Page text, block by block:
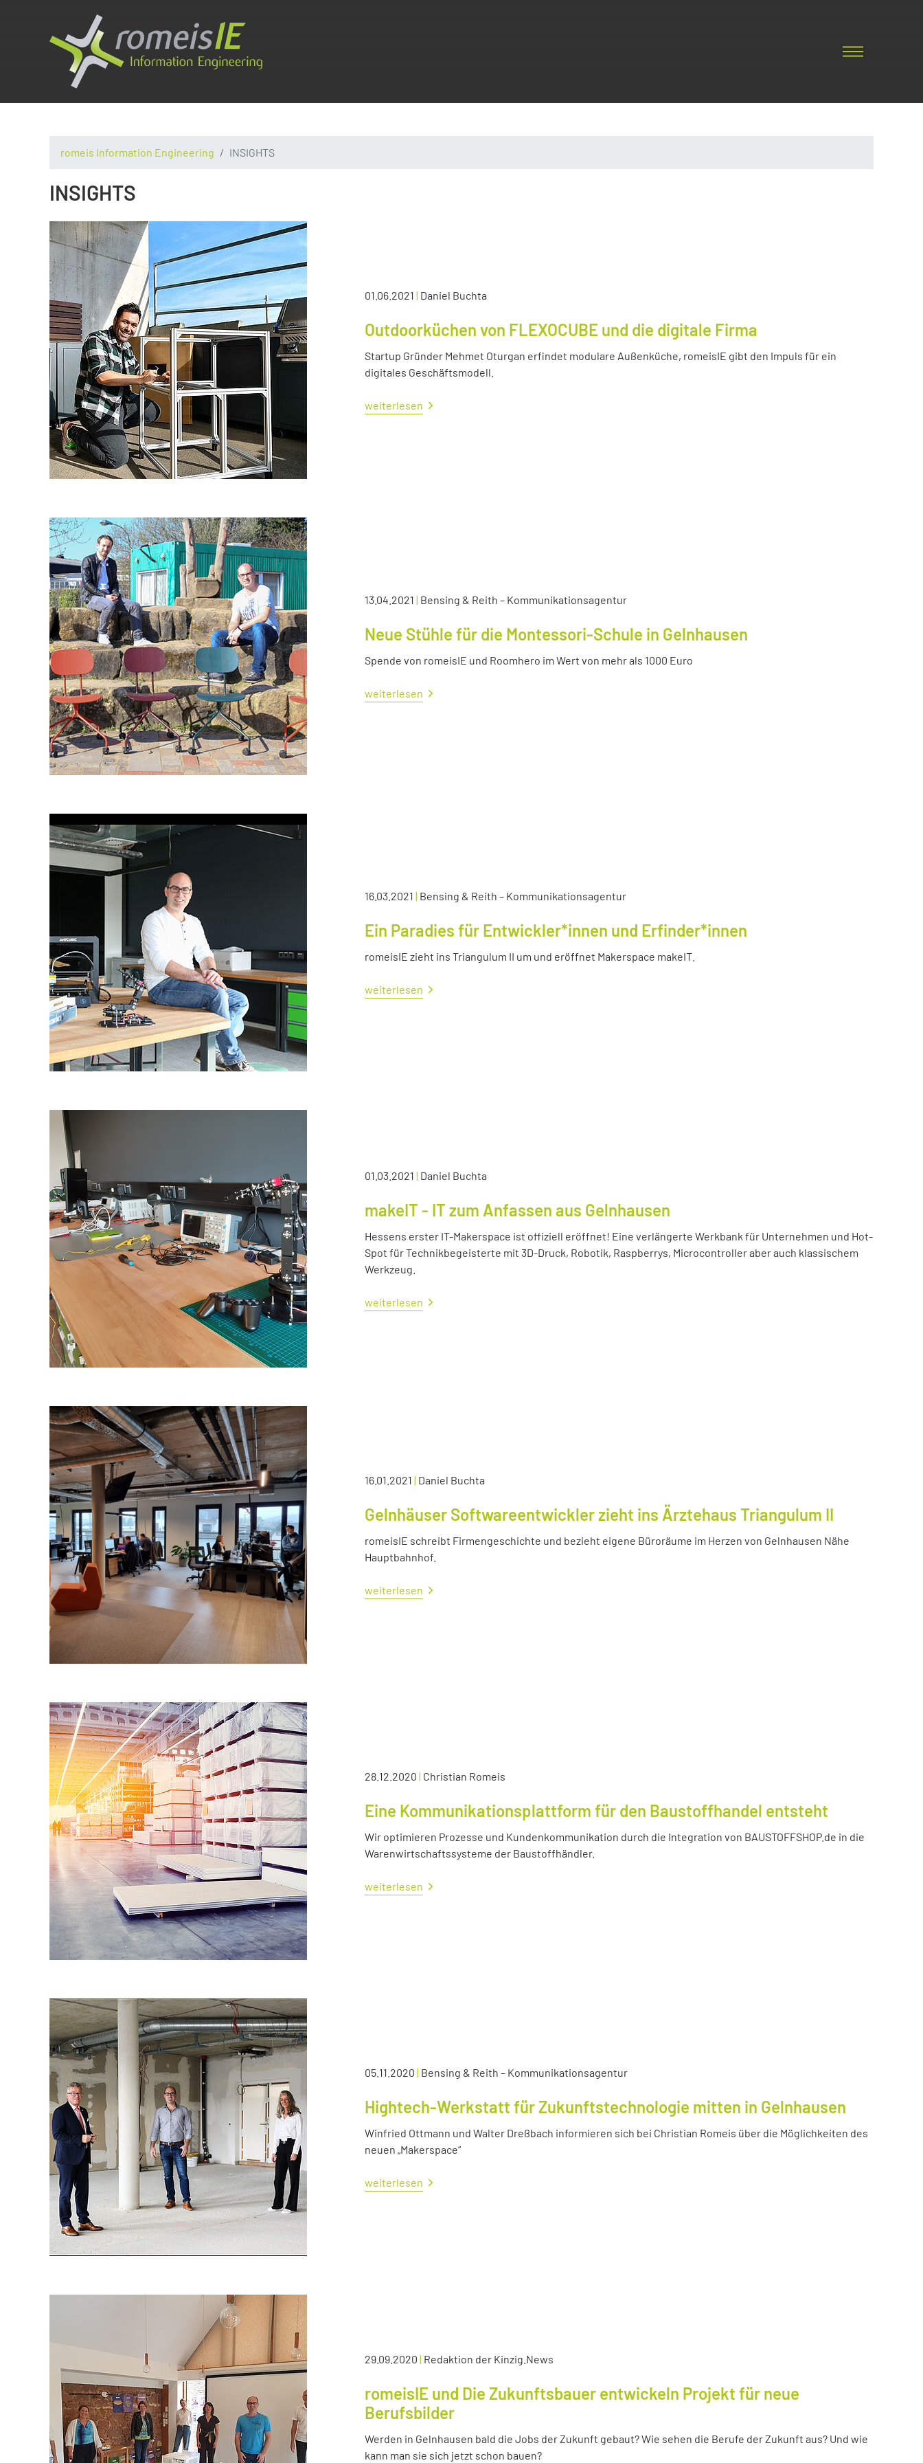
romeis Information Engineering INSIGHTS
INSIGHTS
01.06.2021 | Daniel Buchta
Outdoorküchen von FLEXOCUBE und die digitale Firma
Startup Gründer Mehmet Oturgan erfindet modulare Außenküche, romeisIE gibt den Impuls für ein
digitales Geschäftsmodell.
weiterlesen
13.04.2021 | Bensing & Reith – Kommunikationsagentur
Neue Stühle für die Montessori-Schule in Gelnhausen
Spende von romeisIE und Roomhero im Wert von mehr als 1000 Euro
weiterlesen
16.03.2021 | Bensing & Reith – Kommunikationsagentur
Ein Paradies für Entwickler*innen und Erfinder*innen
romeisIE zieht ins Triangulum II um und eröffnet Makerspace makeIT.
weiterlesen
01.03.2021 | Daniel Buchta
makeIT - IT zum Anfassen aus Gelnhausen
Hessens erster IT-Makerspace ist offiziell eröffnet! Eine verlängerte Werkbank für Unternehmen und Hot-
Spot für Technikbegeisterte mit 3D-Druck, Robotik, Raspberrys, Microcontroller aber auch klassischem
Werkzeug.
weiterlesen
16.01.2021 | Daniel Buchta
Gelnhäuser Softwareentwickler zieht ins Ärztehaus Triangulum II
romeisIE schreibt Firmengeschichte und bezieht eigene Büroräume im Herzen von Gelnhausen Nähe
Hauptbahnhof.
weiterlesen
28.12.2020 | Christian Romeis
Eine Kommunikationsplattform für den Baustoffhandel entsteht
Wir optimieren Prozesse und Kundenkommunikation durch die Integration von BAUSTOFFSHOP.de in die
Warenwirtschaftssysteme der Baustoffhändler.
weiterlesen
05.11.2020 | Bensing & Reith – Kommunikationsagentur
Hightech-Werkstatt für Zukunftstechnologie mitten in Gelnhausen
Winfried Ottmann und Walter Dreßbach informieren sich bei Christian Romeis über die Möglichkeiten des
neuen „Makerspace“
weiterlesen
29.09.2020 | Redaktion der Kinzig.News
romeisIE und Die Zukunftsbauer entwickeln Projekt für neue
Berufsbilder
Werden in Gelnhausen bald die Jobs der Zukunft gebaut? Wie sehen die Berufe der Zukunft aus? Und wie
kann man sie sich jetzt schon bauen?